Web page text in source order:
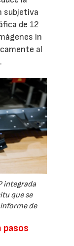
subjetiva
de 12
in
al
integrada
que se
de
pasos